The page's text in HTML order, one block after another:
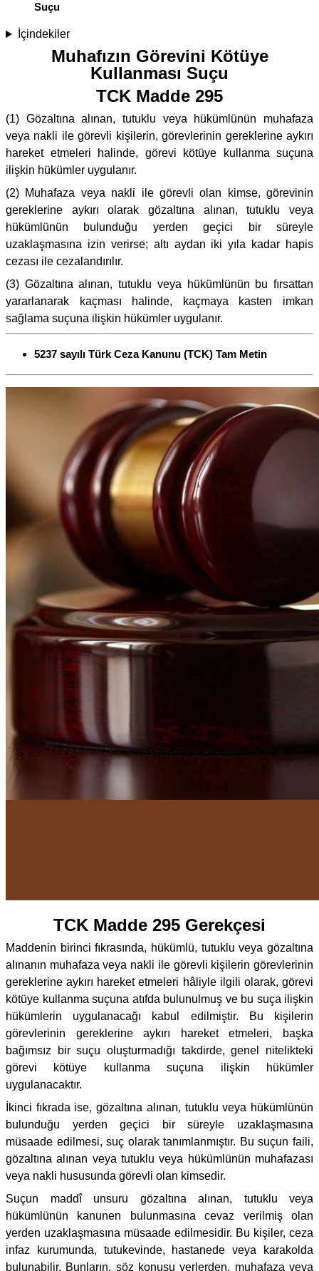
Suçu
İçindekiler
Muhafızın Görevini Kötüye
Kullanması Suçu
TCK Madde 295
(1) Gözaltına alınan, tutuklu veya hükümlünün muhafaza
veya nakli ile görevli kişilerin, görevlerinin gereklerine aykırı
hareket etmeleri halinde, görevi kötüye kullanma suçuna
ilişkin hükümler uygulanır.
(2) Muhafaza veya nakli ile görevli olan kimse, görevinin
gereklerine aykırı olarak gözaltına alınan, tutuklu veya
hükümlünün bulunduğu yerden geçici bir süreyle
uzaklaşmasına izin verirse; altı aydan iki yıla kadar hapis
cezası ile cezalandırılır.
(3) Gözaltına alınan, tutuklu veya hükümlünün bu fırsattan
yararlanarak kaçması halinde, kaçmaya kasten imkan
sağlama suçuna ilişkin hükümler uygulanır.
5237 sayılı Türk Ceza Kanunu (TCK) Tam Metin
TCK Madde 295 Gerekçesi
Maddenin birinci fıkrasında, hükümlü, tutuklu veya gözaltına
alınanın muhafaza veya nakli ile görevli kişilerin görevlerinin
gereklerine aykırı hareket etmeleri hâliyle ilgili olarak, görevi
kötüye kullanma suçuna atıfda bulunulmuş ve bu suça ilişkin
hükümlerin uygulanacağı kabul edilmiştir. Bu kişilerin
görevlerinin gereklerine aykırı hareket etmeleri, başka
bağımsız bir suçu oluşturmadığı takdirde, genel nitelikteki
görevi kötüye kullanma suçuna ilişkin hükümler
uygulanacaktır.
İkinci fıkrada ise, gözaltına alınan, tutuklu veya hükümlünün
bulunduğu yerden geçici bir süreyle uzaklaşmasına
müsaade edilmesi, suç olarak tanımlanmıştır. Bu suçun faili,
gözaltına alınan veya tutuklu veya hükümlünün muhafazası
veya nakli hususunda görevli olan kimsedir.
Suçun maddî unsuru gözaltına alınan, tutuklu veya
hükümlünün kanunen bulunmasına cevaz verilmiş olan
yerden uzaklaşmasına müsaade edilmesidir. Bu kişiler, ceza
infaz kurumunda, tutukevinde, hastanede veya karakolda
bulunabilir. Bunların, söz konusu yerlerden, muhafaza veya